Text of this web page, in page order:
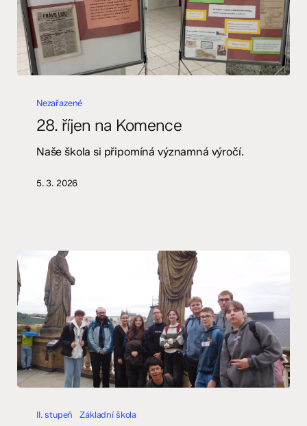
říjen
Komence
Nezařazené
28. říjen na Komence
Naše škola si připomíná významná výročí.
5. 3. 2026
kroužek
II. stupeň Základní škola